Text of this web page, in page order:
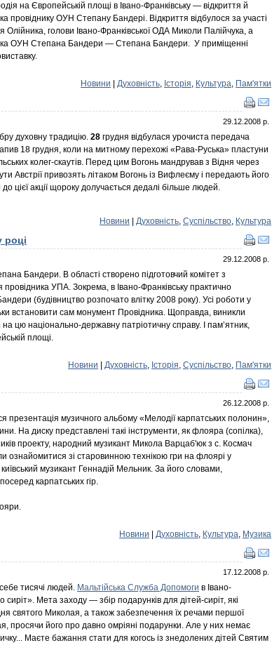
на Європейській площі в Івано-Франківську — відкриття й
провіднику ОУН Степану Бандері. Відкриття відбулося за участі
Олійника, голови Івано-Франківської ОДА Миколи Палійчука, а
ОУН Степана Бандери — Степана Бандери. У приміщенні
Новини
Духовність, Історія, Культура, Пам'ятки
29.12.2008 р.
духовну традицію. 28 грудня відбулася урочиста передача
18 грудня, коли на митному перехожі «Рава-Руська» пластуни
колег-скаутів. Перед цим Вогонь мандрував з Відня через
Австрії привозять літаком Вогонь із Вифлеєму і передають його
цієї акції щороку долучається дедалі більше людей.
Новини Духовність, Суспільство, Культура
29.12.2008 р.
Бандери. В області створено підготовчий комітет з
провідника УПА. Зокрема, в Івано-Франківську практично
(будівництво розпочато влітку 2008 року). Усі роботи у
встановити сам монумент Провідника. Щоправда, виникли
цю національно-державну патріотичну справу. І пам’ятник,
площі.
Новини
Духовність, Історія, Суспільство, Пам'ятки
26.12.2008 р.
презентація музичного альбому «Мелодії карпатських полонин»,
На диску представлені такі інструменти, як флояра (сопілка),
проекту, народний музикант Микола Варцаб'юк з с. Космач
ознайомитися зі старовинною технікою гри на флоярі у
музикант Геннадій Мельник. За його словами,
карпатських гір.
Новини
Духовність, Культура, Музика
17.12.2008 р.
тисячі людей. Мальтійська Служба Допомоги в Івано-
Мета заходу — збір подарунків для дітей-сиріт, які
святого Миколая, а також забезпечення їх речами першої
просячи його про давно омріяні подарунки. Але у них немає
Маєте бажання стати для когось із знедолених дітей Святим